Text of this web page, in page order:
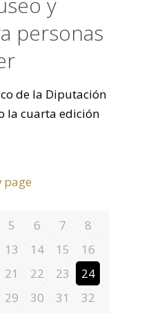
personas
de la Diputación
la cuarta edición
page
5 6 7
8
13 14 15
16
21 22 23
24
29 30 31
32